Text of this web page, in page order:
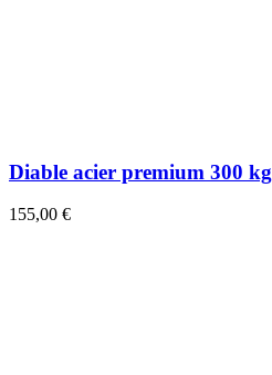
Diable acier premium 300 kg
155,00 €